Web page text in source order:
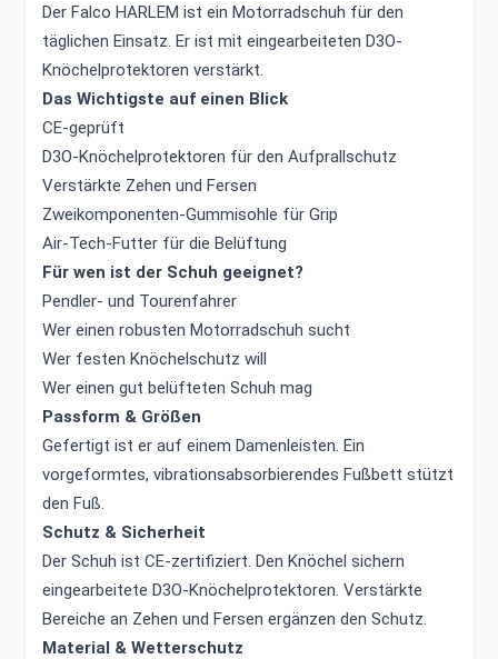
Der Falco HARLEM ist ein Motorradschuh für den
täglichen Einsatz. Er ist mit eingearbeiteten D3O-
Knöchelprotektoren verstärkt.
Das Wichtigste auf einen Blick
CE-geprüft
D3O-Knöchelprotektoren für den Aufprallschutz
Verstärkte Zehen und Fersen
Zweikomponenten-Gummisohle für Grip
Air-Tech-Futter für die Belüftung
Für wen ist der Schuh geeignet?
Pendler- und Tourenfahrer
Wer einen robusten Motorradschuh sucht
Wer festen Knöchelschutz will
Wer einen gut belüfteten Schuh mag
Passform & Größen
Gefertigt ist er auf einem Damenleisten. Ein
vorgeformtes, vibrationsabsorbierendes Fußbett stützt
den Fuß.
Schutz & Sicherheit
Der Schuh ist CE-zertifiziert. Den Knöchel sichern
eingearbeitete D3O-Knöchelprotektoren. Verstärkte
Bereiche an Zehen und Fersen ergänzen den Schutz.
Material & Wetterschutz